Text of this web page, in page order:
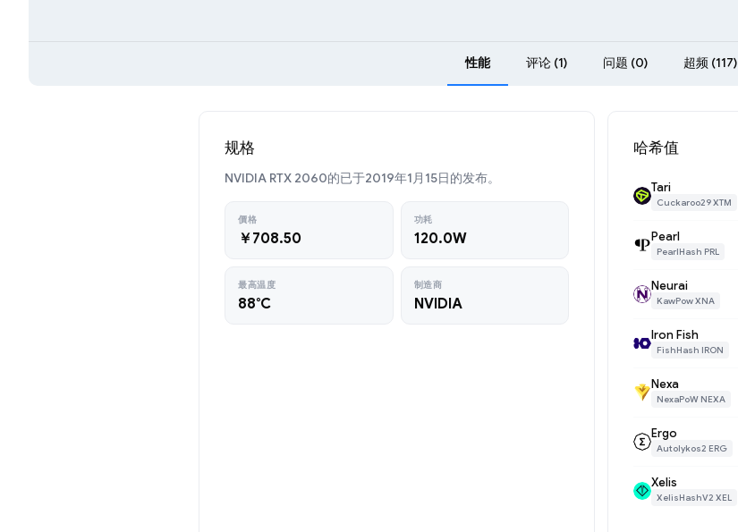
性能 评论 (1) 问题 (0) 超频 (117)
规格
NVIDIA RTX 2060的已于2019年1月15日的发布。
價格
￥708.50
功耗
120.0W
最高温度
88°C
制造商
NVIDIA
哈希值
Tari
Cuckaroo29 XTM
Pearl
PearlHash PRL
Neurai
KawPow XNA
Iron Fish
FishHash IRON
Nexa
NexaPoW NEXA
Ergo
Autolykos2 ERG
Xelis
XelisHashV2 XEL